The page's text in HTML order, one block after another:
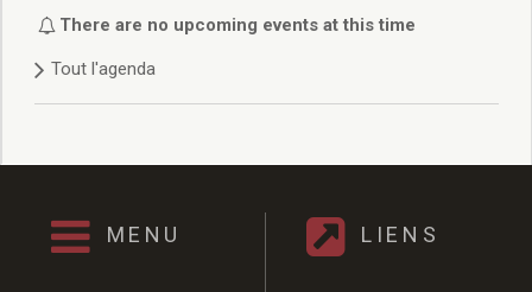
Délibérations 2021
Délibérations 2020
Délibérations 2019
Délibérations 2018
Délibérations 2014
Délibérations 2013
There are no upcoming events at this time
Tout l'agenda
MENU LIENS